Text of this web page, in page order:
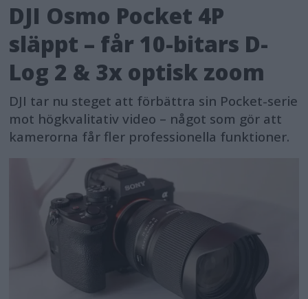
DJI Osmo Pocket 4P
släppt – får 10-bitars D-
Log 2 & 3x optisk zoom
DJI tar nu steget att förbättra sin Pocket-serie
mot högkvalitativ video – något som gör att
kamerorna får fler professionella funktioner.